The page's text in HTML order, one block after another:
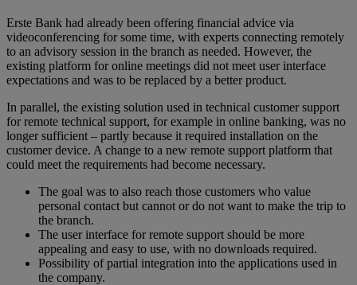
Erste Bank had already been offering financial advice via
videoconferencing for some time, with experts connecting remotely
to an advisory session in the branch as needed. However, the
existing platform for online meetings did not meet user interface
expectations and was to be replaced by a better product.
In parallel, the existing solution used in technical customer support
for remote technical support, for example in online banking, was no
longer sufficient – partly because it required installation on the
customer device. A change to a new remote support platform that
could meet the requirements had become necessary.
The goal was to also reach those customers who value
personal contact but cannot or do not want to make the trip to
the branch.
The user interface for remote support should be more
appealing and easy to use, with no downloads required.
Possibility of partial integration into the applications used in
the company.